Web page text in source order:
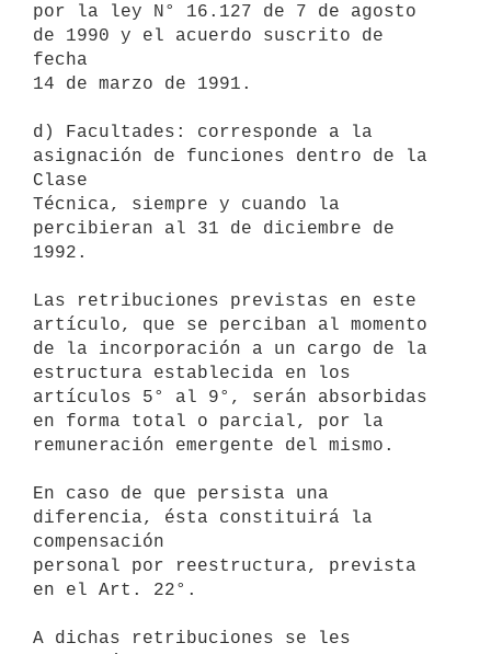
por la ley N° 16.127 de 7 de agosto
de 1990 y el acuerdo suscrito de
fecha
14 de marzo de 1991.
d) Facultades: corresponde a la
asignación de funciones dentro de la
Clase
Técnica, siempre y cuando la
percibieran al 31 de diciembre de
1992.
Las retribuciones previstas en este
artículo, que se perciban al momento
de la incorporación a un cargo de la
estructura establecida en los
artículos 5° al 9°, serán absorbidas
en forma total o parcial, por la
remuneración emergente del mismo.
En caso de que persista una
diferencia, ésta constituirá la
compensación
personal por reestructura, prevista
en el Art. 22°.
A dichas retribuciones se les